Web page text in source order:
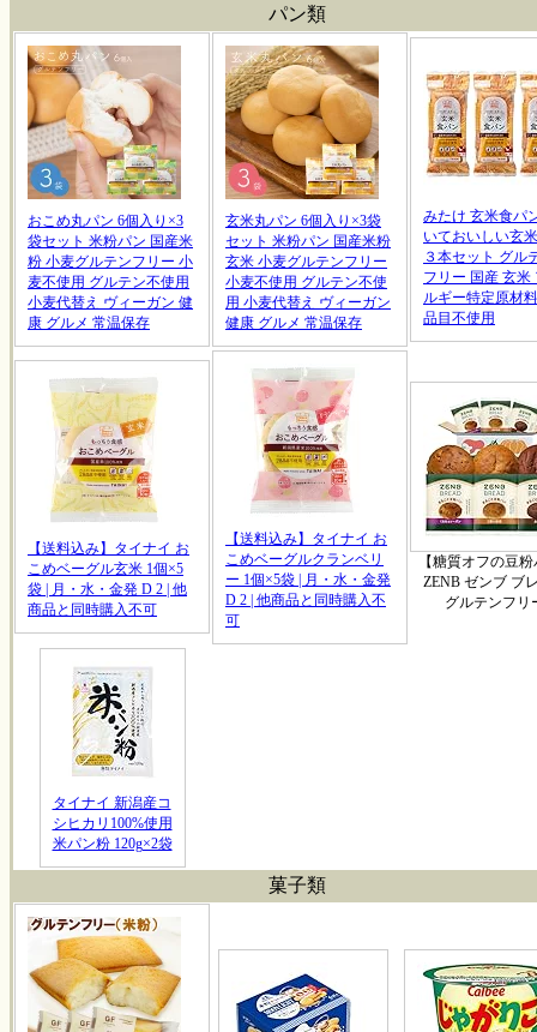
パン類
おこめ丸パン 6個入り×3
袋セット 米粉パン 国産米
粉 小麦グルテンフリー 小
麦不使用 グルテン不使用
小麦代替え ヴィーガン 健
康 グルメ 常温保存
玄米丸パン 6個入り×3袋
セット 米粉パン 国産米粉
玄米 小麦グルテンフリー
小麦不使用 グルテン不使
用 小麦代替え ヴィーガン
健康 グルメ 常温保存
みたけ 玄米食パ
いておいしい玄
３本セット グル
フリー 国産 玄米
ルギー特定原材
品目不使用
【送料込み】タイナイ お
こめベーグル玄米 1個×5
袋 | 月・水・金発 D 2 | 他
商品と同時購入不可
【送料込み】タイナイ お
こめベーグルクランベリ
ー 1個×5袋 | 月・水・金発
D 2 | 他商品と同時購入不
可
【糖質オフの豆
ZENB ゼンブ ブ
グルテンフリ
タイナイ 新潟産コ
シヒカリ100%使用
米パン粉 120g×2袋
菓子類